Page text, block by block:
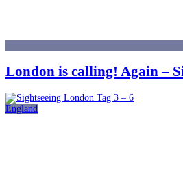
London is calling! Again –
England